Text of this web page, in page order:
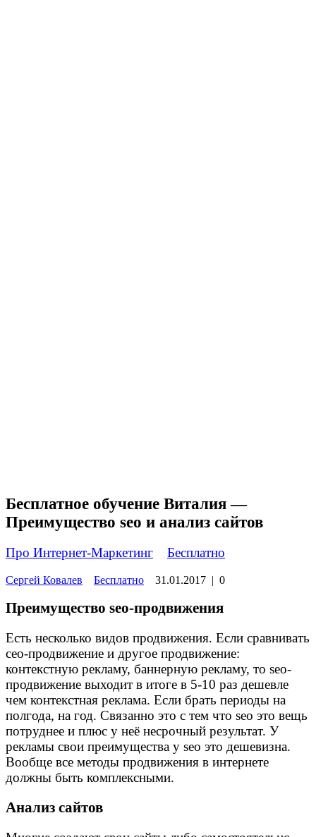
Бесплатное обучение Виталия —
Преимущество seo и анализ сайтов
Про Интернет-Маркетинг Бесплатно
Сергей Ковалев Бесплатно 31.01.2017 | 0
Преимущество seo-продвижения
Есть несколько видов продвижения. Если сравнивать
сео-продвижение и другое продвижение:
контекстную рекламу, баннерную рекламу, то sео-
продвижение выходит в итоге в 5-10 раз дешевле
чем контекстная реклама. Если брать периоды на
полгода, на год. Связанно это с тем что seo это вещь
потруднее и плюс у неё несрочный результат. У
рекламы свои преимущества у seo это дешевизна.
Вообще все методы продвижения в интернете
должны быть комплексными.
Анализ сайтов